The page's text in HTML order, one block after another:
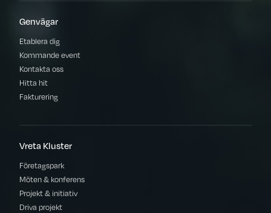
Genvägar
Etablera dig
Kommande event
Kontakta oss
Hitta hit
Fakturering
Vreta Kluster
Företagspark
Möten & konferens
Projekt & initiativ
Driva projekt